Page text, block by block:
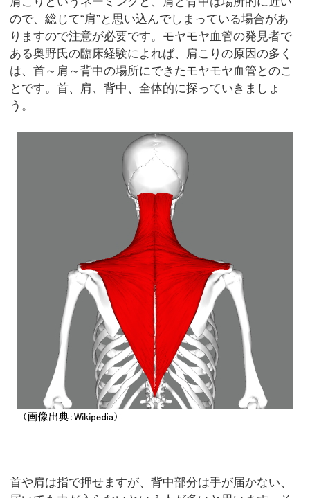
ので、総じて“肩”と思い込んでしまっている場合があ
りますので注意が必要です。モヤモヤ血管の発見者で
ある奥野氏の臨床経験によれば、肩こりの原因の多く
は、首～肩～背中の場所にできたモヤモヤ血管とのこ
とです。首、肩、背中、全体的に探っていきましょ
う。
首や肩は指で押せますが、背中部分は手が届かない、